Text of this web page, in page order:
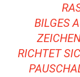
BILGES
RICHTET
AUSCHAL